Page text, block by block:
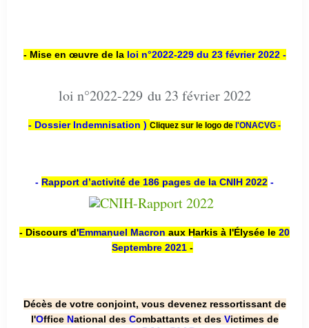
- Mise en œuvre de la loi n°2022-229 du 23 février 2022 -
loi n°2022-229 du 23 février 2022
- Dossier Indemnisation ) Cliquez sur le logo de l'ONACVG -
- Rapport d’activité de 186 pages de la CNIH 2022 -
- Discours d'Emmanuel Macron aux Harkis à l'Élysée le 20
Septembre 2021 -
Décès de votre conjoint, vous devenez ressortissant de
l'Office National des Combattants et des Victimes de